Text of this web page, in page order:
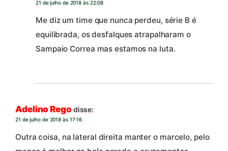
21 de julho de 2018 às 22:08
Me diz um time que nunca perdeu, série B é
equilibrada, os desfalques atrapalharam o
Sampaio Correa mas estamos na luta.
Adelino Rego disse:
21 de julho de 2018 às 17:16
Outra coisa, na lateral direita manter o marcelo, pelo